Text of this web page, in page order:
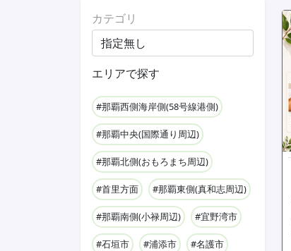
カテゴリ
エリアで探す
#那覇西側海岸側(58号線港側)
#那覇中央(国際通り周辺)
#那覇北側(おもろまち周辺)
#首里方面 #那覇東側(真和志周辺)
#那覇南側(小禄周辺) #宜野湾市
#石垣市 #浦添市 #名護市